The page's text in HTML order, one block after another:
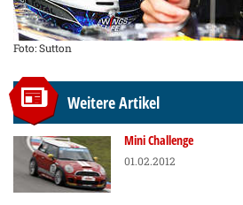
Foto: Sutton
Weitere Artikel
Mini Challenge
01.02.2012